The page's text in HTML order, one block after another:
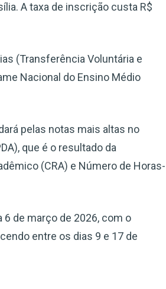
A taxa de inscrição custa R$
(Transferência Voluntária e
Nacional do Ensino Médio
pelas notas mais altas no
que é o resultado da
(CRA) e Número de Horas-
6 de março de 2026, com o
entre os dias 9 e 17 de